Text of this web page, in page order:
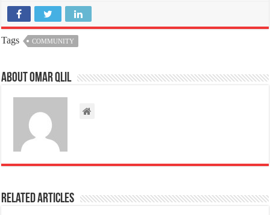
Tags COMMUNITY
About omar qlil
Related Articles